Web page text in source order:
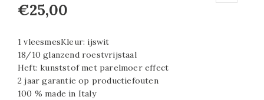
€25,00
1 vleesmesKleur: ijswit
18/10 glanzend roestvrijstaal
Heft: kunststof met parelmoer effect
2 jaar garantie op productiefouten
100 % made in Italy